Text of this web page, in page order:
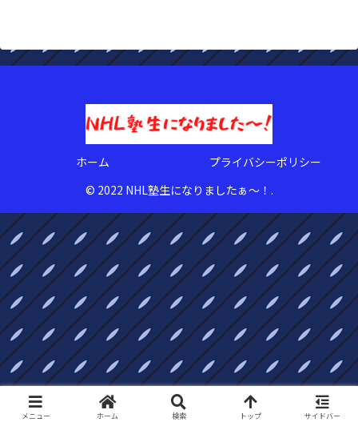
ホーム
プライバシーポリシー
© 2022 NHL塾生になりましたぁ〜！.
メニュー ホーム 検索 トップ サイドバー